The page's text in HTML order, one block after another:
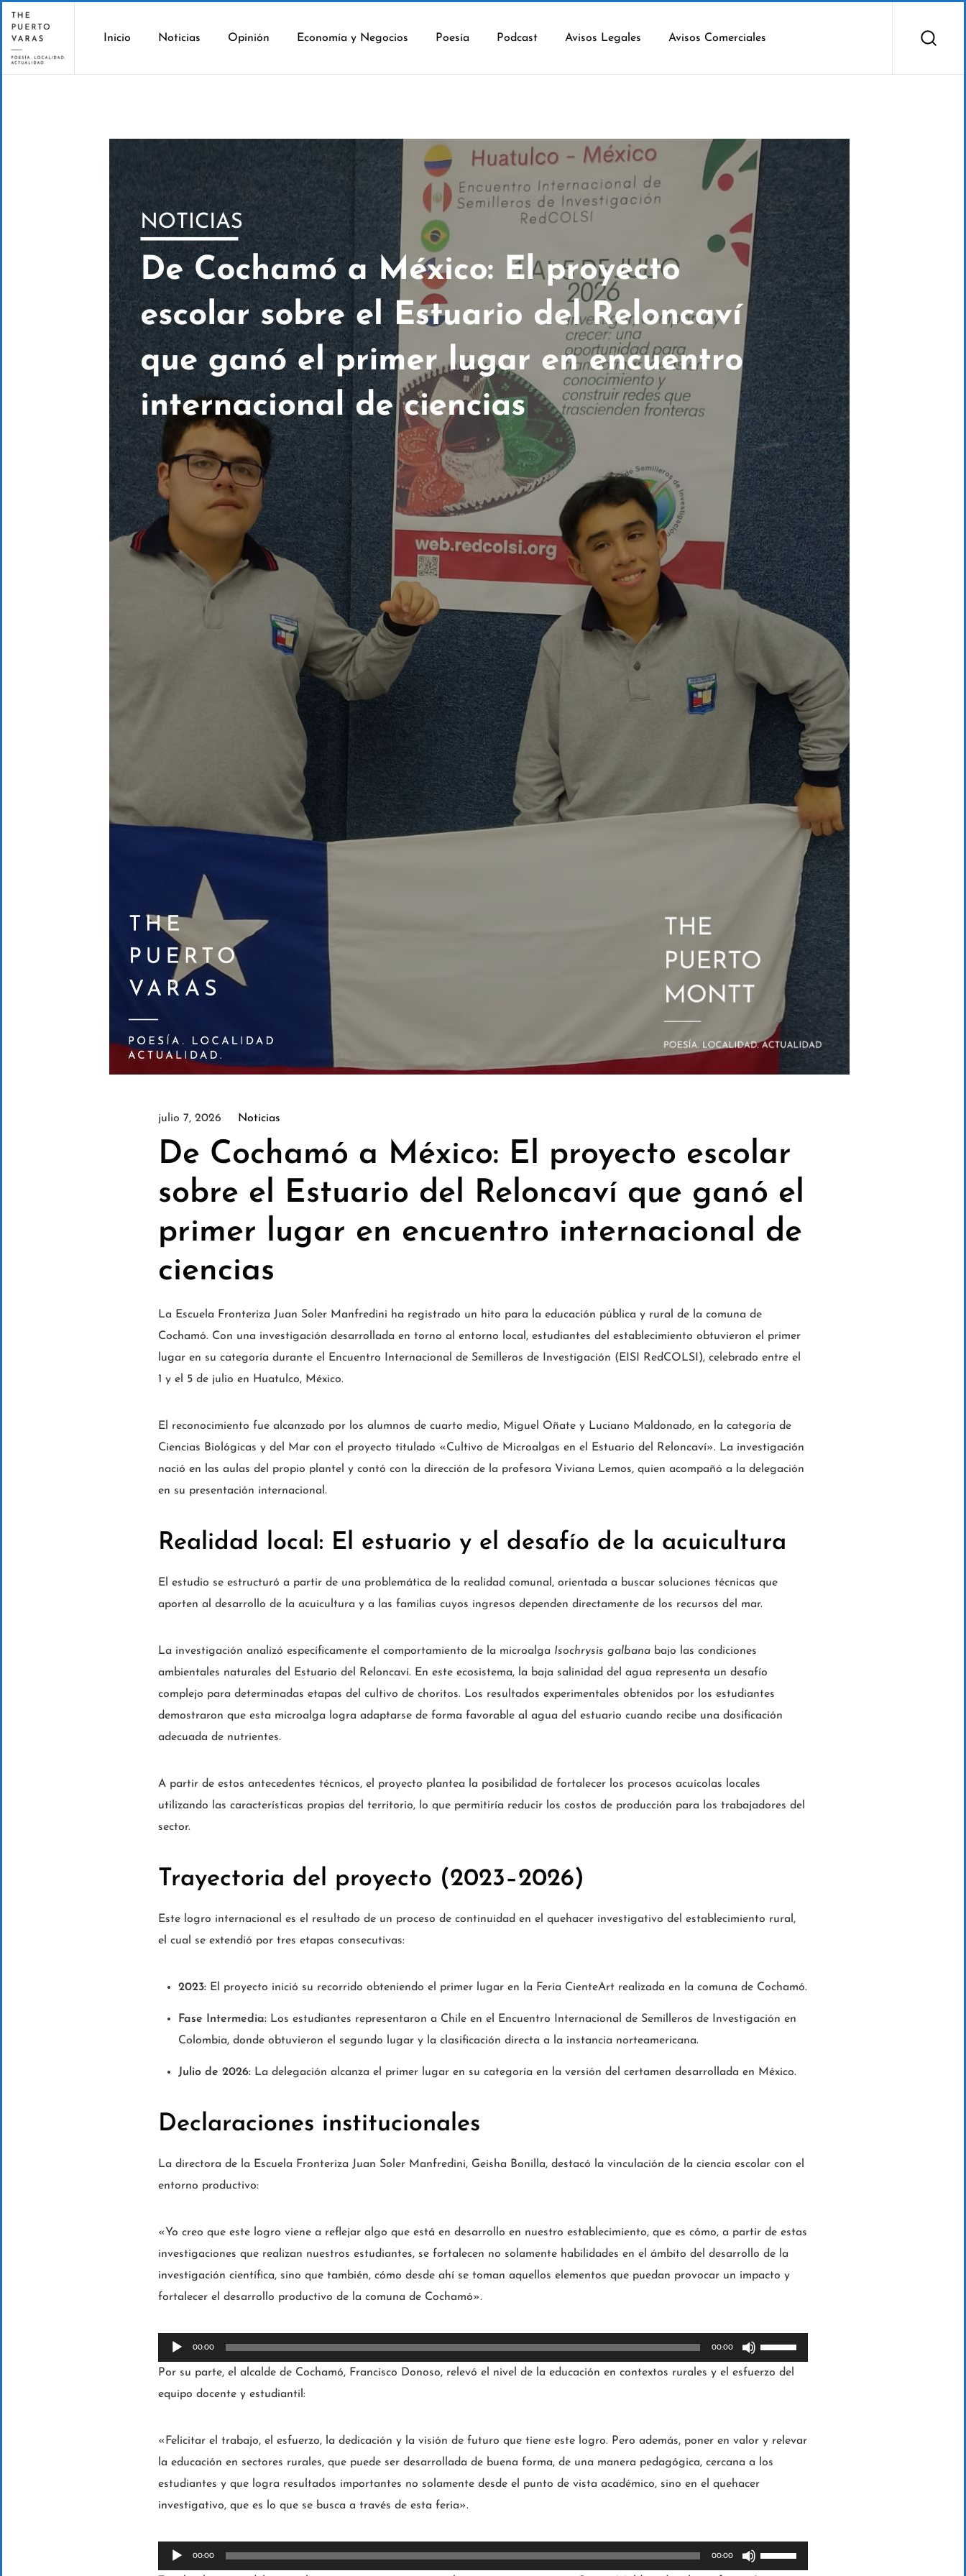
Inicio Noticias Opinión Economía y Negocios Poesía Podcast Avisos Legales Avisos Comerciales
julio 7, 2026 Noticias
De Cochamó a México: El proyecto escolar
sobre el Estuario del Reloncaví que ganó el
primer lugar en encuentro internacional de
ciencias
La Escuela Fronteriza Juan Soler Manfredini ha registrado un hito para la educación pública y rural de la comuna de
Cochamó. Con una investigación desarrollada en torno al entorno local, estudiantes del establecimiento obtuvieron el primer
lugar en su categoría durante el Encuentro Internacional de Semilleros de Investigación (EISI RedCOLSI), celebrado entre el
1 y el 5 de julio en Huatulco, México.
El reconocimiento fue alcanzado por los alumnos de cuarto medio, Miguel Oñate y Luciano Maldonado, en la categoría de
Ciencias Biológicas y del Mar con el proyecto titulado «Cultivo de Microalgas en el Estuario del Reloncaví». La investigación
nació en las aulas del propio plantel y contó con la dirección de la profesora Viviana Lemos, quien acompañó a la delegación
en su presentación internacional.
Realidad local: El estuario y el desafío de la acuicultura
El estudio se estructuró a partir de una problemática de la realidad comunal, orientada a buscar soluciones técnicas que
aporten al desarrollo de la acuicultura y a las familias cuyos ingresos dependen directamente de los recursos del mar.
La investigación analizó específicamente el comportamiento de la microalga Isochrysis galbana bajo las condiciones
ambientales naturales del Estuario del Reloncaví. En este ecosistema, la baja salinidad del agua representa un desafío
complejo para determinadas etapas del cultivo de choritos. Los resultados experimentales obtenidos por los estudiantes
demostraron que esta microalga logra adaptarse de forma favorable al agua del estuario cuando recibe una dosificación
adecuada de nutrientes.
A partir de estos antecedentes técnicos, el proyecto plantea la posibilidad de fortalecer los procesos acuícolas locales
utilizando las características propias del territorio, lo que permitiría reducir los costos de producción para los trabajadores del
sector.
Trayectoria del proyecto (2023–2026)
Este logro internacional es el resultado de un proceso de continuidad en el quehacer investigativo del establecimiento rural,
el cual se extendió por tres etapas consecutivas:
2023: El proyecto inició su recorrido obteniendo el primer lugar en la Feria CienteArt realizada en la comuna de Cochamó.
Fase Intermedia: Los estudiantes representaron a Chile en el Encuentro Internacional de Semilleros de Investigación en
Colombia, donde obtuvieron el segundo lugar y la clasificación directa a la instancia norteamericana.
Julio de 2026: La delegación alcanza el primer lugar en su categoría en la versión del certamen desarrollada en México.
Declaraciones institucionales
La directora de la Escuela Fronteriza Juan Soler Manfredini, Geisha Bonilla, destacó la vinculación de la ciencia escolar con el
entorno productivo:
«Yo creo que este logro viene a reflejar algo que está en desarrollo en nuestro establecimiento, que es cómo, a partir de estas
investigaciones que realizan nuestros estudiantes, se fortalecen no solamente habilidades en el ámbito del desarrollo de la
investigación científica, sino que también, cómo desde ahí se toman aquellos elementos que puedan provocar un impacto y
fortalecer el desarrollo productivo de la comuna de Cochamó».
e
00:00 00:00
U
t
t
Por su parte, el alcalde de Cochamó, Francisco Donoso, relevó el nivel de la educación en contextos rurales y el esfuerzo del
equipo docente y estudiantil:
«Felicitar el trabajo, el esfuerzo, la dedicación y la visión de futuro que tiene este logro. Pero además, poner en valor y relevar
la educación en sectores rurales, que puede ser desarrollada de buena forma, de una manera pedagógica, cercana a los
estudiantes y que logra resultados importantes no solamente desde el punto de vista académico, sino en el quehacer
investigativo, que es lo que se busca a través de esta feria».
e
00:00 00:00
U
t